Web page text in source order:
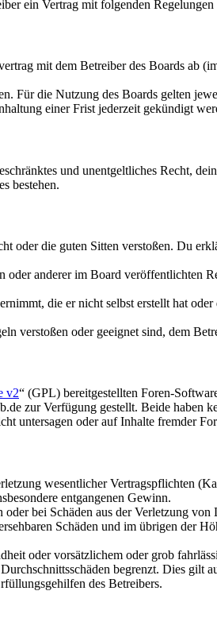
ein Vertrag mit folgenden Regelungen
mit dem Betreiber des Boards ab
Für die Nutzung des Boards gelten
einer Frist jederzeit gekündigt
und unentgeltliches Recht,
bestehen.
oder die guten Sitten verstoßen. Du
anderer im Board veröffentlichten
die er nicht selbst erstellt hat
verstoßen oder geeignet sind, dem
v2“ (GPL) bereitgestellten Foren-
zur Verfügung gestellt. Beide haben
untersagen oder auf Inhalte fremder
wesentlicher Vertragspflichten
entgangenen Gewinn.
bei Schäden aus der Verletzung
Schäden und im übrigen der
oder vorsätzlichem oder grob
begrenzt. Dies gilt
des Betreibers.